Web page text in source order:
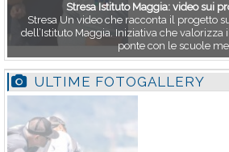
Stresa Istituto Maggia: video sui
Stresa Un video che racconta il progetto
dell’Istituto Maggia. Iniziativa che valorizza
ponte con le scuole
ULTIME FOTOGALLERY